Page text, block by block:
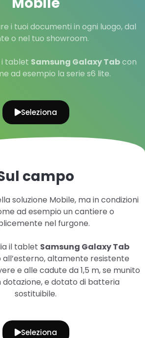
i tuoi documenti in ogni luogo, dal
o nel tuo showroom.
i tablet Samsung Galaxy Tabcon
ad esempio la serie s6 lite.
Seleziona
campo
soluzione Mobile, ma in condizioni
ad esempio un cantiere o
nel furgone.
il tablet Samsung Galaxy Tab
all’esterno, altamente resistente
e alle cadute da 1,5 m, se munito
dotazione, e dotato di batteria
sostituibile.
Seleziona